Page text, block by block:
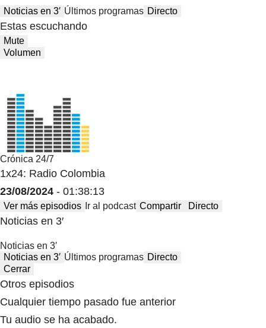
Noticias en 3′ Últimos programas Directo
Estas escuchando
Mute
Volumen
Crónica 24/7
1x24: Radio Colombia
23/08/2024 - 01:38:13
Ver más episodios Ir al podcast Compartir Directo
Noticias en 3′
Noticias en 3′
Noticias en 3′ Últimos programas Directo
Cerrar
Otros episodios
Cualquier tiempo pasado fue anterior
Tu audio se ha acabado.